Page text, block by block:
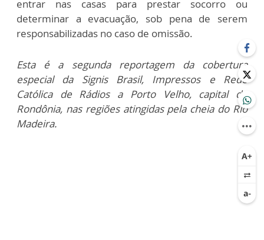
entrar nas casas para prestar socorro ou
determinar a evacuação, sob pena de serem
responsabilizadas no caso de omissão.
Esta é a segunda reportagem da cobertura
especial da Signis Brasil, Impressos e Rede
Católica de Rádios a Porto Velho, capital de
Rondônia, nas regiões atingidas pela cheia do Rio
Madeira.